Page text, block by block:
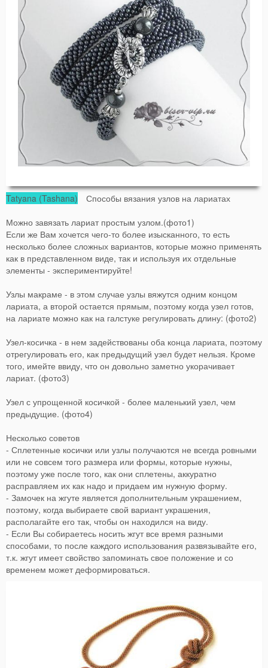
Tatyana (Tashana) Способы вязания узлов на лариатах
Можно завязать лариат простым узлом.(фото1)
Если же Вам хочется чего-то более изысканного, то есть
несколько более сложных вариантов, которые можно применять
как в представленном виде, так и используя их отдельные
элементы - экспериментируйте!
Узлы макраме - в этом случае узлы вяжутся одним концом
лариата, а второй остается прямым, поэтому когда узел готов,
на лариате можно как на галстуке регулировать длину: (фото2)
Узел-косичка - в нем задействованы оба конца лариата, поэтому
отрегулировать его, как предыдущий узел будет нельзя. Кроме
того, имейте ввиду, что он довольно заметно укорачивает
лариат. (фото3)
Узел с упрощенной косичкой - более маленький узел, чем
предыдущие. (фото4)
Несколько советов
- Сплетенные косички или узлы получаются не всегда ровными
или не совсем того размера или формы, которые нужны,
поэтому уже после того, как они сплетены, аккуратно
расправляем их как надо и придаем им нужную форму.
- Замочек на жгуте является дополнительным украшением,
поэтому, когда выбираете свой вариант украшения,
располагайте его так, чтобы он находился на виду.
- Если Вы собираетесь носить жгут все время разными
способами, то после каждого использования развязывайте его,
т.к. жгут имеет свойство запоминать свое положение и со
временем может деформироваться.